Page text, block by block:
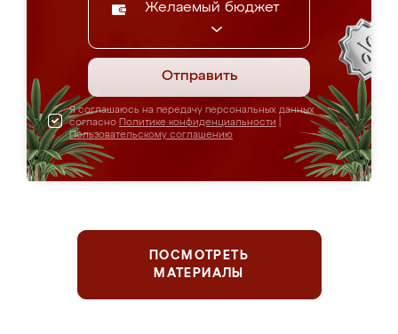
Желаемый бюджет
Отправить
Я соглашаюсь на передачу персональных данных
согласно Политике конфиденциальности
Пользовательскому соглашению
ПОСМОТРЕТЬ
МАТЕРИАЛЫ